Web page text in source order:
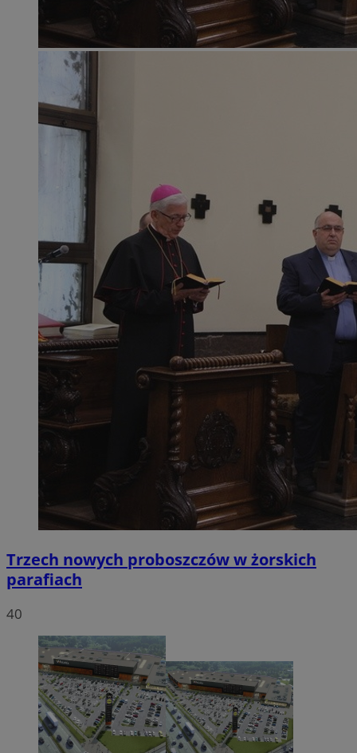
Trzech nowych proboszczów w żorskich
parafiach
40